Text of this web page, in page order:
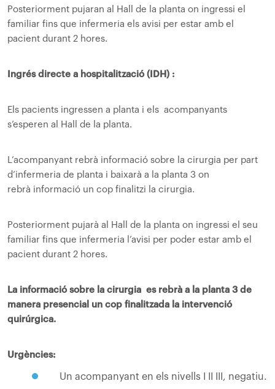
Posteriorment pujaran al Hall de la planta on ingressi el
familiar fins que infermeria els avisi per estar amb el
pacient durant 2 hores.
Ingrés directe a hospitalització (IDH) :
Els pacients ingressen a planta i els acompanyants
s’esperen al Hall de la planta.
L’acompanyant rebrà informació sobre la cirurgia per part
d’infermeria de planta i baixarà a la planta 3 on
rebrà informació un cop finalitzi la cirurgia.
Posteriorment pujarà al Hall de la planta on ingressi el seu
familiar fins que infermeria l’avisi per poder estar amb el
pacient durant 2 hores.
La informació sobre la cirurgia es rebrà a la planta 3 de
manera presencial un cop finalitzada la intervenció
quirúrgica.
Urgències:
Un acompanyant en els nivells I II III, negatiu.